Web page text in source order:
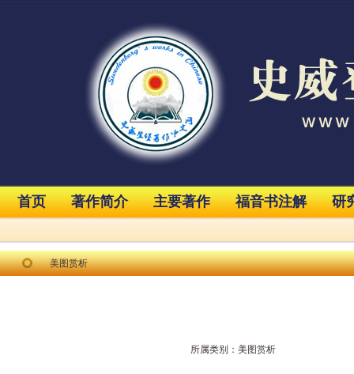
首页 著作简介 主要著作 福音书注解 研
美图赏析
所属类别： 美图赏析